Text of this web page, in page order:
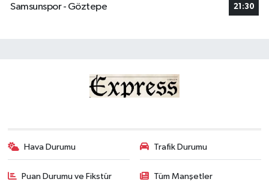
Samsunspor - Göztepe
21:30
Hava Durumu Trafik Durumu
Puan Durumu ve Fikstür Tüm Manşetler